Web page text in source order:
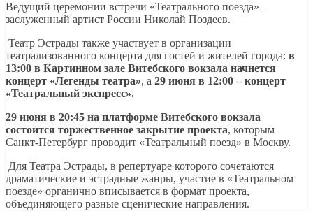
Ведущий церемонии встречи «Театрального поезда» –
заслуженный артист России Николай Поздеев.
Театр Эстрады также участвует в организации
театрализованного концерта для гостей и жителей города: в
13:00 в Картинном зале Витебского вокзала начнется
концерт «Легенды театра», а 29 июня в 12:00 – концерт
«Театральный экспресс».
29 июня в 20:45 на платформе Витебского вокзала
состоится торжественное закрытие проекта, которым
Санкт-Петербург проводит «Театральный поезд» в Москву.
Для Театра Эстрады, в репертуаре которого сочетаются
драматические и эстрадные жанры, участие в «Театральном
поезде» органично вписывается в формат проекта,
объединяющего разные сценические направления.